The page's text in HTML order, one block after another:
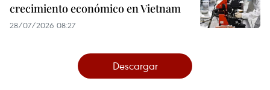
crecimiento económico en Vietnam
28/07/2026 08:27
Descargar